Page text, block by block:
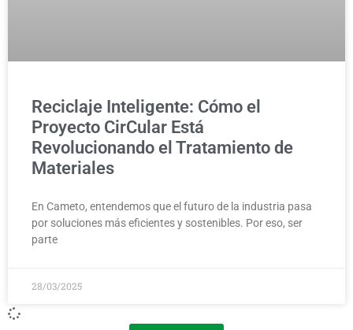
Reciclaje Inteligente: Cómo el
Proyecto CirCular Está
Revolucionando el Tratamiento de
Materiales
En Cameto, entendemos que el futuro de la industria pasa
por soluciones más eficientes y sostenibles. Por eso, ser
parte
28/03/2025